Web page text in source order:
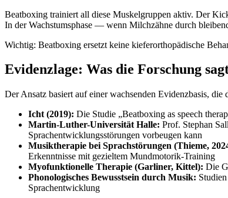
Beatboxing trainiert all diese Muskelgruppen aktiv. Der
In der Wachstumsphase — wenn Milchzähne durch
Wichtig: Beatboxing ersetzt keine kieferorthopädische
Evidenzlage: Was die Forschung
Der Ansatz basiert auf einer wachsenden Evidenzbasis,
Icht (2019): Die Studie „Beatboxing as speech
Martin-Luther-Universität Halle: Prof. Stephan
Sprachentwicklungsstörungen vorbeugen kann
Musiktherapie bei Sprachstörungen (Thieme,
Erkenntnisse mit gezieltem Mundmotorik-Training
Myofunktionelle Therapie (Garliner, Kittel): Die
Phonologisches Bewusstsein durch Musik:
Sprachentwicklung